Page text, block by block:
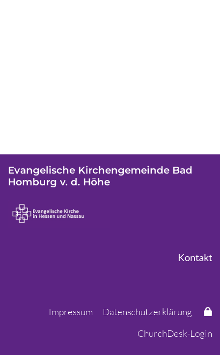
Evangelische Kirchengemeinde Bad
Homburg v. d. Höhe
Kontakt
Impressum
Datenschutzerklärung
ChurchDesk-Login